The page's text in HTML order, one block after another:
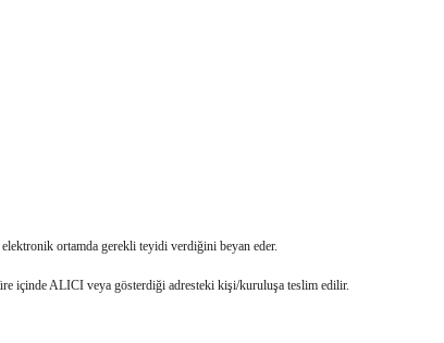
ortamda gerekli teyidi verdiğini beyan eder.
içinde ALICI veya gösterdiği adresteki kişi/kuruluşa teslim edilir.